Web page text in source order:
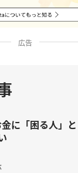
広告
に「困る人」と